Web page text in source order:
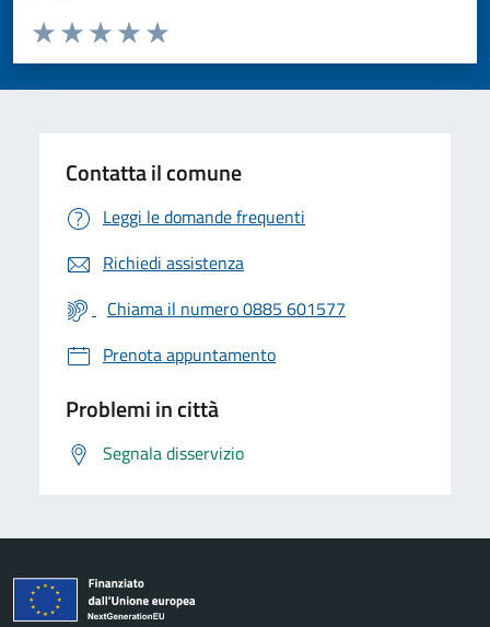
Valuta da 1 a 5 stelle la pagina
Valuta 5 stelle su 5
Valuta 4 stelle su 5
Valuta 3 stelle su 5
Valuta 2 stelle su 5
Valuta 1 stelle su 5
Contatta il comune
Leggi le domande frequenti
Richiedi assistenza
Chiama il numero 0885 601577
Prenota appuntamento
Problemi in città
Segnala disservizio